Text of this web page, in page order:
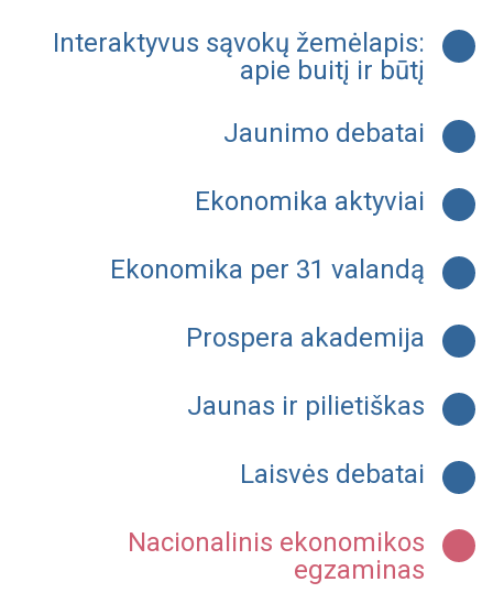
Interaktyvus sąvokų žemėlapis:
apie buitį ir būtį
Jaunimo debatai
Ekonomika aktyviai
Ekonomika per 31 valandą
Prospera akademija
Jaunas ir pilietiškas
Laisvės debatai
Nacionalinis ekonomikos
egzaminas